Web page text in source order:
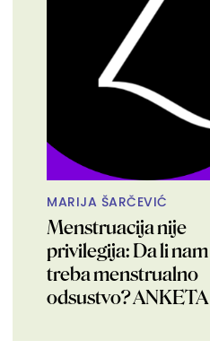
MARIJA ŠARČEVIĆ
Menstruacija nije
privilegija: Da li nam
treba menstrualno
odsustvo? ANKETA